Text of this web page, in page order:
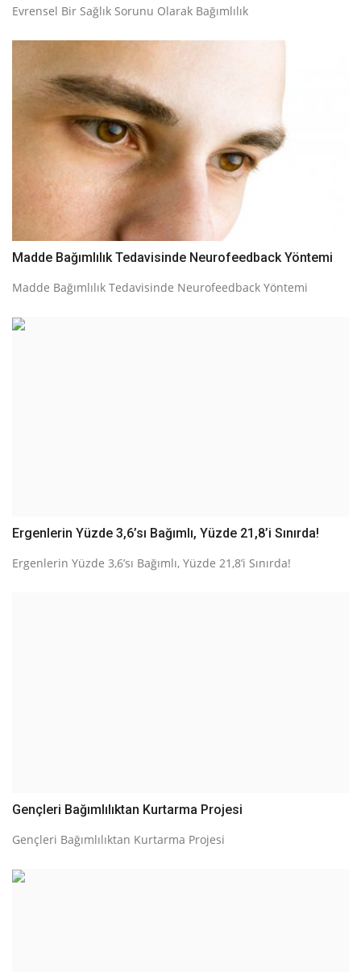
Evrensel Bir Sağlık Sorunu Olarak Bağımlılık
Madde Bağımlılık Tedavisinde Neurofeedback Yöntemi
Madde Bağımlılık Tedavisinde Neurofeedback Yöntemi
Ergenlerin Yüzde 3,6’sı Bağımlı, Yüzde 21,8’i Sınırda!
Ergenlerin Yüzde 3,6’sı Bağımlı, Yüzde 21,8’i Sınırda!
Gençleri Bağımlılıktan Kurtarma Projesi
Gençleri Bağımlılıktan Kurtarma Projesi